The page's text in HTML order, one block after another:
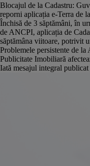
Blocajul de la Cadastru:
reporni aplicația e-Terra de
Închisă de 3 săptămâni, în
de ANCPI, aplicația de
săptămâna viitoare, potrivit
Problemele persistente de
Publicitate Imobiliară
Iată mesajul integral